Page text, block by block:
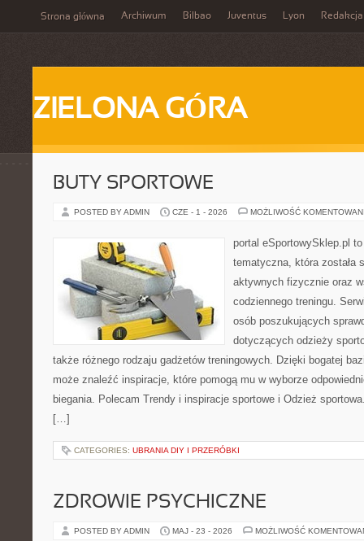
Strona główna Archiwum Bilbao Juventus Lyon Redakcja
ZIELONA GÓRA
BUTY SPORTOWE
POSTED BY ADMIN CZE - 1 - 2026 MOŻLIWOŚĆ
portal eSportowySklep.pl
tematyczna, która została
aktywnych fizycznie oraz
codziennego treningu.
osób poszukujących
dotyczących odzieży
także różnego rodzaju gadżetów treningowych. Dzięki bogatej
może znaleźć inspiracje, które pomogą mu w wyborze
biegania. Polecam Trendy i inspiracje sportowe i Odzież
[…]
CATEGORIES: UBRANIA DIY I PRZERÓBKI
ZDROWIE PSYCHICZNE
POSTED BY ADMIN MAJ - 23 - 2026 MOŻLIWOŚĆ